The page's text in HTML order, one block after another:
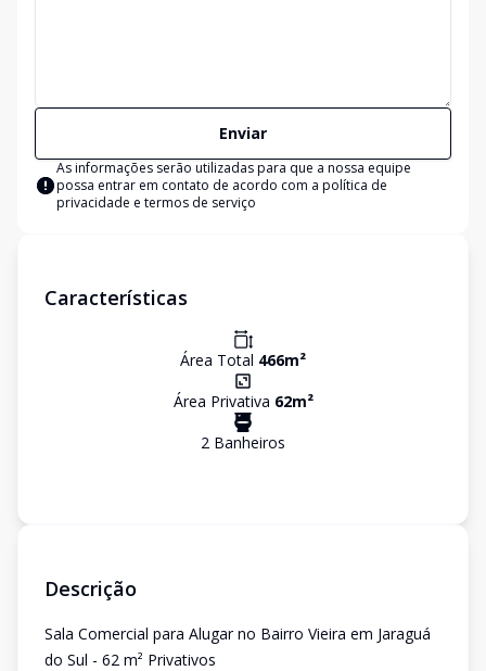
Enviar
As informações serão utilizadas para que a nossa equipe
possa entrar em contato de acordo com a política de
privacidade e termos de serviço
Características
Área Total 466m²
Área Privativa 62m²
2 Banheiros
Descrição
Sala Comercial para Alugar no Bairro Vieira em Jaraguá
do Sul - 62 m² Privativos